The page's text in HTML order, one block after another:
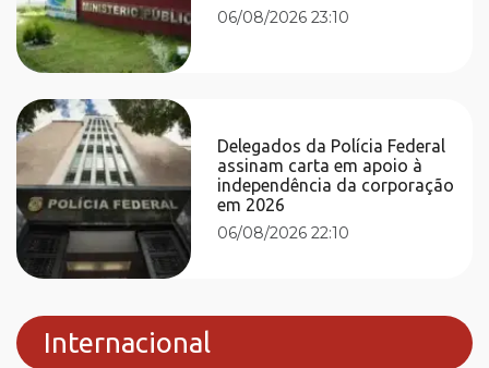
06/08/2026 23:10
Delegados da Polícia Federal
assinam carta em apoio à
independência da corporação
em 2026
06/08/2026 22:10
Internacional